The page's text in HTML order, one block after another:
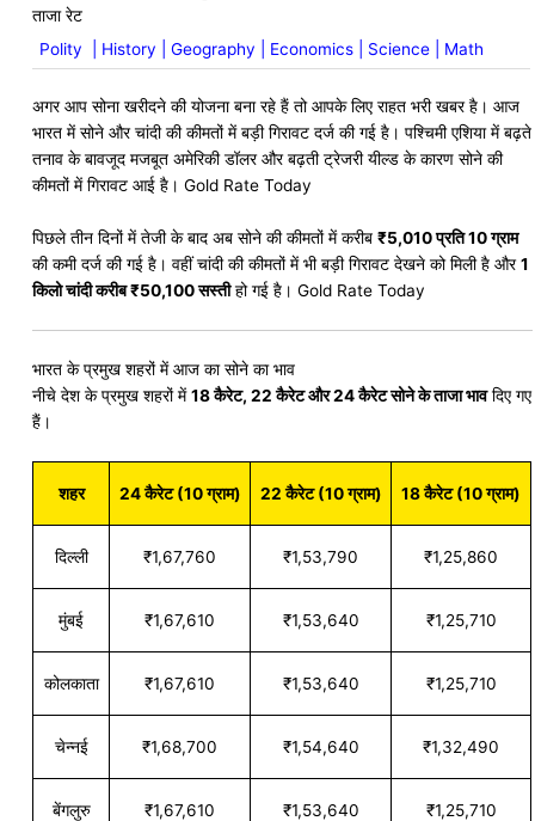
ताजा रेट
Polity
History |Geography Economics Science Math
अगर आप सोना खरीदने की योजना बना रहे हैं तो आपके लिए राहत भरी खबर है। आज
भारत में सोने और चांदी की कीमतों में बड़ी गिरावट दर्ज की गई है। पश्चिमी एशिया में बढ़ते
तनाव के बावजूद मजबूत अमेरिकी डॉलर और बढ़ती ट्रेजरी यील्ड के कारण सोने की
कीमतों में गिरावट आई है। Gold Rate Today
पिछले तीन दिनों में तेजी के बाद अब सोने की कीमतों में करीब₹5,010 प्रति 10 ग्राम
की कमी दर्ज की गई है। वहीं चांदी की कीमतों में भी बड़ी गिरावट देखने को मिली है और1
किलो चांदी करीब ₹50,100 सस्तीहो गई है। Gold Rate Today
भारत के प्रमुख शहरों में आज का सोने का भाव
नीचे देश के प्रमुख शहरों में18 कैरेट, 22 कैरेट और 24 कैरेट सोने के ताजा भावदिए गए
हैं।
शहर 24 कैरेट (10 ग्राम) 22 कैरेट (10 ग्राम) 18 कैरेट (10 ग्राम)
दिल्ली ₹1,67,760 ₹1,53,790 ₹1,25,860
मुंबई ₹1,67,610 ₹1,53,640 ₹1,25,710
कोलकाता ₹1,67,610 ₹1,53,640 ₹1,25,710
चेन्नई ₹1,68,700 ₹1,54,640 ₹1,32,490
बेंगलुरु ₹1,67,610 ₹1,53,640 ₹1,25,710